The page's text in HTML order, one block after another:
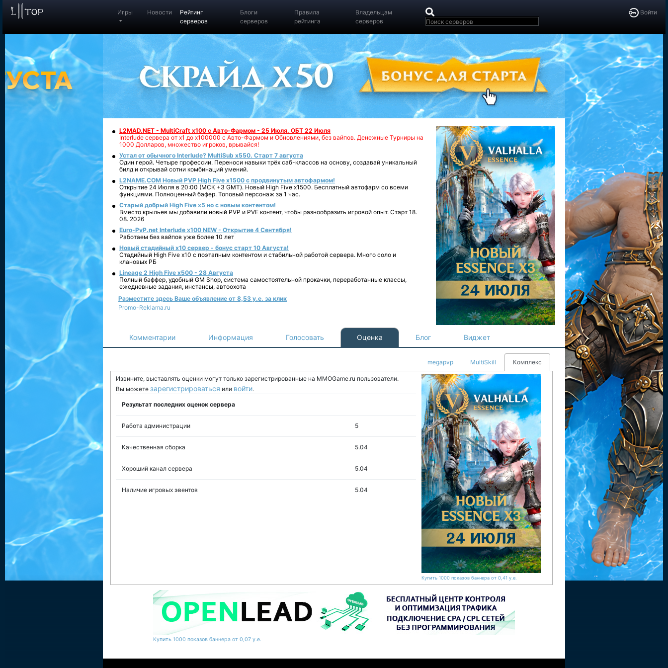
Войти
Игры Новости
Рейтинг
серверов
Блоги
серверов
Правила
рейтинга
Владельцам
серверов
L2MAD.NET - MultiCraft x100 с Авто-Фармом - 25 Июля. ОБТ 22 Июля
Interlude сервера от х1 до х100000 с Авто-Фармом и Обновлениями, без вайпов. Денежные Турниры на
1000 Долларов, множество игроков, врывайся!
Устал от обычного Interlude? MultiSub x550. Старт 7 августа
Один герой. Четыре профессии. Переноси навыки трёх саб-классов на основу, создавай уникальный
билд и открывай сотни комбинаций умений.
L2NAME.COM Новый PVP High Five x1500 с продвинутым автофармом!
Открытие 24 Июля в 20:00 (МСК +3 GMT). Новый High Five x1500. Бесплатный автофарм со всеми
функциями. Полноценный бафер. Топовый персонаж за 1 час.
Старый добрый High Five x5 но с новым контентом!
Вместо крыльев мы добавили новый PVP и PVE контент, чтобы разнообразить игровой опыт. Старт 18.
08. 2026
Euro-PvP.net Interlude х100 NEW - Открытие 4 Сентября!
Работаем без вайпов уже более 10 лет
Новый стадийный х10 сервер - бонус старт 10 Августа!
Стадийный High Five x10 с поэтапным контентом и стабильной работой сервера. Много соло и
клановых РБ
Lineage 2 High Five x500 - 28 Августа
Полный баффер, удобный GM Shop, система самостоятельной прокачки, переработанные классы,
ежедневные задания, инстансы, автоохота
Разместите здесь Ваше объявление от 8,53 у.е. за клик
Promo-Reklama.ru
Комментарии Информация Голосовать Оценка Блог Виджет
megapvp MultiSkill Комплекс
Извините, выставлять оценки могут только зарегистрированные на MMOGame.ru пользователи.
Вы можете зарегистрироваться или войти.
Результат последних оценок сервера
Работа администрации 5
Качественная сборка 5.04
Хороший канал сервера 5.04
Наличие игровых эвентов 5.04
Купить 1000 показов баннера от 0,41 у.е.
Купить 1000 показов баннера от 0,07 у.е.